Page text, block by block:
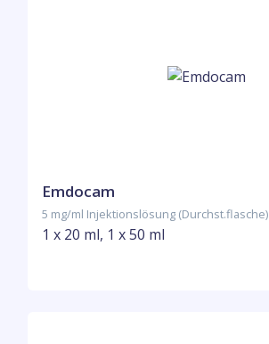
Emdocam
5 mg/ml Injektionslösung (Durchst.flasche)
1 x 20 ml, 1 x 50 ml